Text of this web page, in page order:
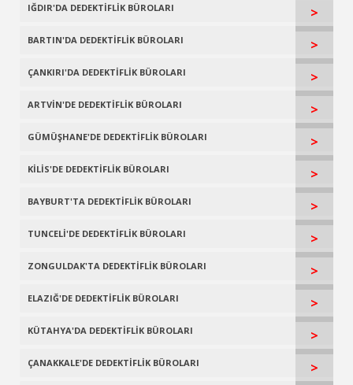
IĞDIR'DA DEDEKTİFLİK BÜROLARI >
BARTIN'DA DEDEKTİFLİK BÜROLARI >
ÇANKIRI'DA DEDEKTİFLİK BÜROLARI >
ARTVİN'DE DEDEKTİFLİK BÜROLARI >
GÜMÜŞHANE'DE DEDEKTİFLİK BÜROLARI >
KİLİS'DE DEDEKTİFLİK BÜROLARI >
BAYBURT'TA DEDEKTİFLİK BÜROLARI >
TUNCELİ'DE DEDEKTİFLİK BÜROLARI >
ZONGULDAK'TA DEDEKTİFLİK BÜROLARI >
ELAZIĞ'DE DEDEKTİFLİK BÜROLARI >
KÜTAHYA'DA DEDEKTİFLİK BÜROLARI >
ÇANAKKALE'DE DEDEKTİFLİK BÜROLARI >